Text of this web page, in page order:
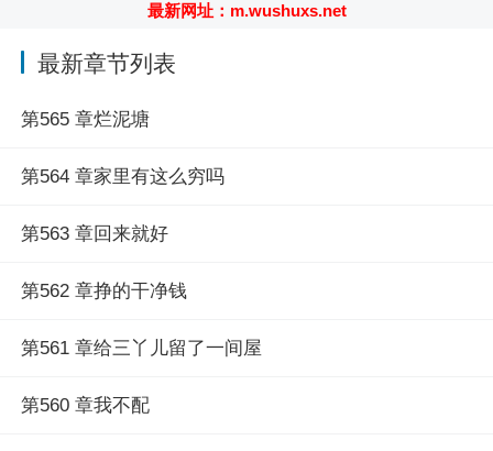
http://m.wushuxs.net/show/533652.html）
最新网址：m.wushuxs.net
最新章节列表
第565 章烂泥塘
第564 章家里有这么穷吗
第563 章回来就好
第562 章挣的干净钱
第561 章给三丫儿留了一间屋
第560 章我不配